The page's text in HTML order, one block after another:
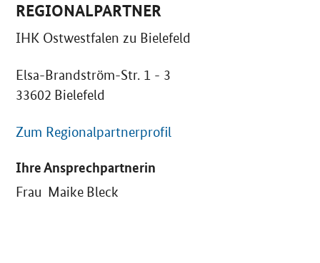
REGIONALPARTNER
IHK Ostwestfalen zu Bielefeld
Elsa-Brandström-Str. 1 - 3
33602 Bielefeld
Zum Regionalpartnerprofil
Ihre Ansprechpartnerin
Frau Maike Bleck